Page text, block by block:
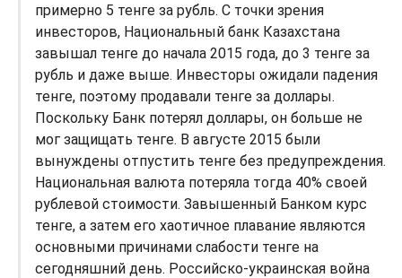
примерно 5 тенге за рубль. С точки зрения
инвесторов, Национальный банк Казахстана
завышал тенге до начала 2015 года, до 3 тенге за
рубль и даже выше. Инвесторы ожидали падения
тенге, поэтому продавали тенге за доллары.
Поскольку Банк потерял доллары, он больше не
мог защищать тенге. В августе 2015 были
вынуждены отпустить тенге без предупреждения.
Национальная валюта потеряла тогда 40% своей
рублевой стоимости. Завышенный Банком курс
тенге, а затем его хаотичное плавание являются
основными причинами слабости тенге на
сегодняшний день. Российско-украинская война